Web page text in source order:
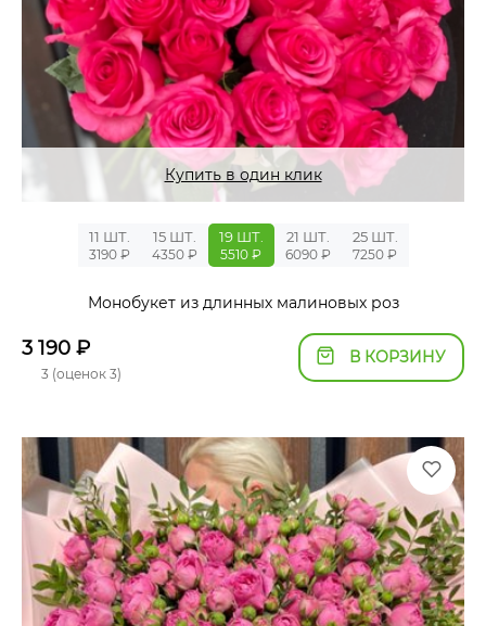
Купить в один клик
11 ШТ.
3190 ₽
15 ШТ.
4350 ₽
19 ШТ.
5510 ₽
21 ШТ.
6090 ₽
25 ШТ.
7250 ₽
Монобукет из длинных малиновых роз
3 190 ₽
3 (оценок 3)
В КОРЗИНУ